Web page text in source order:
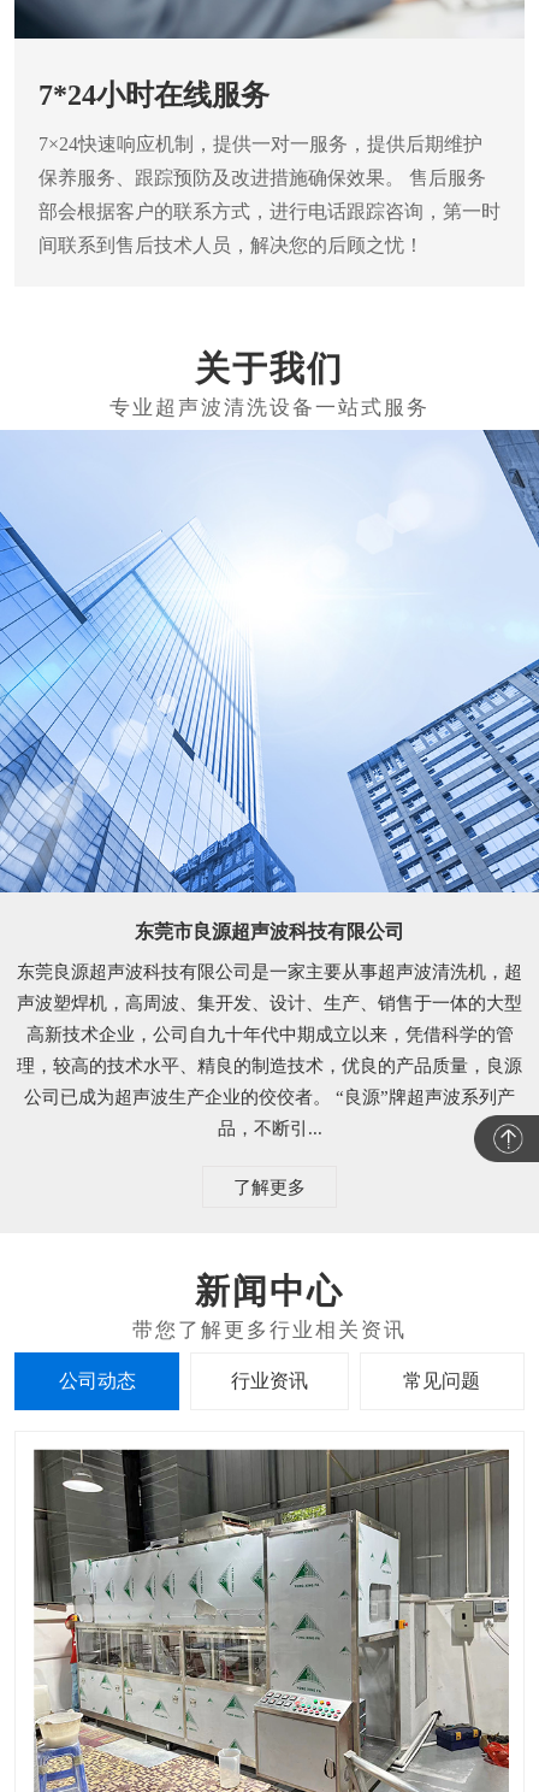
7*24小时在线服务
7×24快速响应机制，提供一对一服务，提供后期维护
保养服务、跟踪预防及改进措施确保效果。
售后服务
部会根据客户的联系方式，进行电话跟踪咨询，第一时
间联系到售后技术人员，解决您的后顾之忧！
关于我们
东莞市良源超声波科技有限公司
东莞良源超声波科技有限公司是一家主要从事超声波清洗机，超
声波塑焊机，高周波、集开发、设计、生产、销售于一体的大型
高新技术企业，公司自九十年代中期成立以来，凭借科学的管
理，较高的技术水平、精良的制造技术，优良的产品质量，良源
公司已成为超声波生产企业的佼佼者。 “良源”牌超声波系列产
品，不断引...
了解更多
新闻中心
公司动态 行业资讯 常见问题